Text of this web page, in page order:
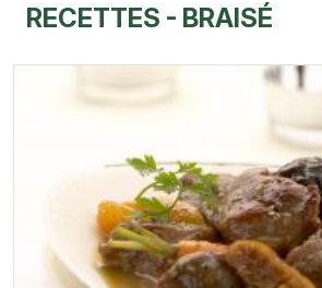
RECETTES - BRAISÉ